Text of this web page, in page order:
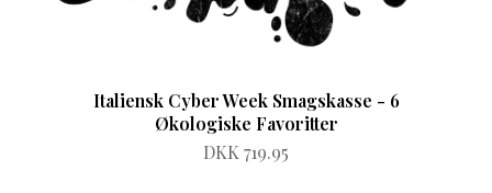
Italiensk Cyber Week Smagskasse - 6
Økologiske Favoritter
DKK 719.95